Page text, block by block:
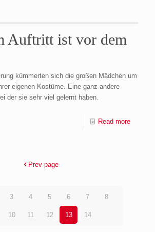
Auftritt ist vor dem
kümmerten sich die großen Mädchen um
eigenen Kostüme. Eine ganz andere
der sie sehr viel gelernt haben.
Read more
Prev page
3 4 5 6 7 8
10 11 12 13 14